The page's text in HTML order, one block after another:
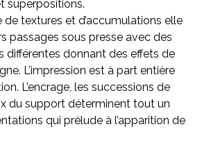
superpositions.
de textures et d’accumulations elle
passages sous presse avec des
différentes donnant des effets de
L’impression est à part entière
L’encrage, les successions de
du support déterminent tout un
qui prélude à l’apparition de